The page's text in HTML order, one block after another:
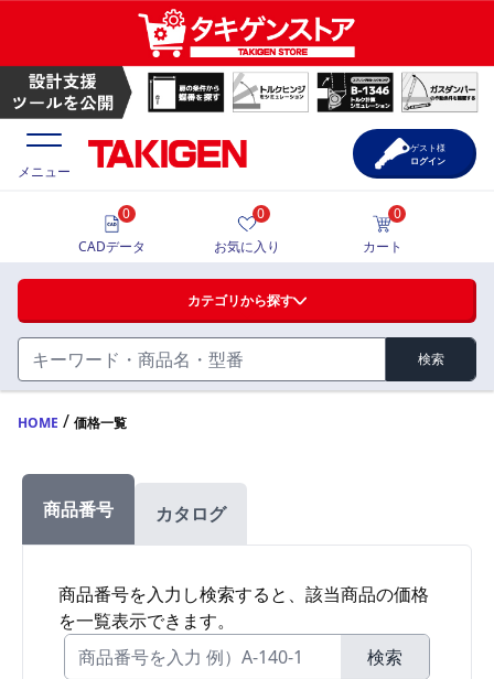
ハンドル・取手・つまみ・周辺機器
FA・A
FB・B
ファスナー・ラッチ錠・キャッチ・錠前装置・周
辺機器
電気錠・インターロック
L・LE
価格一覧
製品カタログ
サポート・お問合せ
メニュー
カテゴリから探す
検索
0
CADデータ
0
お気に入り
0
カート
ゲスト様
ログイン
HOME / 価格一覧
商品番号 カタログ
商品番号を入力し検索すると、該当商品の価格
を一覧表示できます。
検索